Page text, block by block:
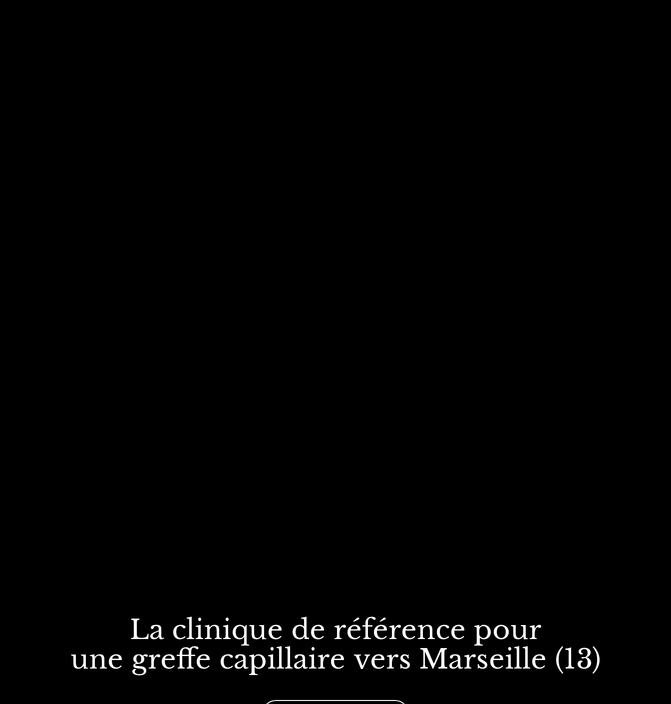
La clinique de référence pour
une greffe capillaire vers Marseille (13)